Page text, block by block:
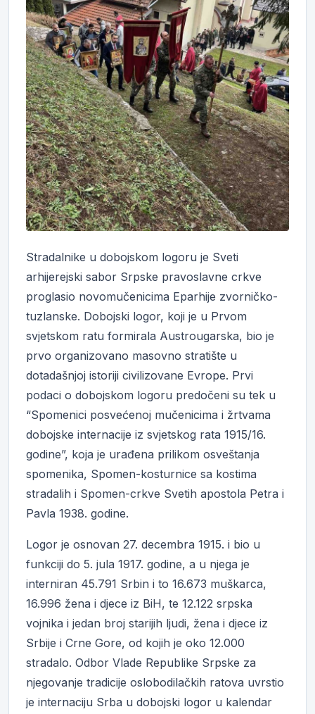
Stradalnike u dobojskom logoru je Sveti
arhijerejski sabor Srpske pravoslavne crkve
proglasio novomučenicima Eparhije zvorničko-
tuzlanske. Dobojski logor, koji je u Prvom
svjetskom ratu formirala Austrougarska, bio je
prvo organizovano masovno stratište u
dotadašnjoj istoriji civilizovane Evrope. Prvi
podaci o dobojskom logoru predočeni su tek u
“Spomenici posvećenoj mučenicima i žrtvama
dobojske internacije iz svjetskog rata 1915/16.
godine”, koja je urađena prilikom osveštanja
spomenika, Spomen-kosturnice sa kostima
stradalih i Spomen-crkve Svetih apostola Petra i
Pavla 1938. godine.
Logor je osnovan 27. decembra 1915. i bio u
funkciji do 5. jula 1917. godine, a u njega je
interniran 45.791 Srbin i to 16.673 muškarca,
16.996 žena i djece iz BiH, te 12.122 srpska
vojnika i jedan broj starijih ljudi, žena i djece iz
Srbije i Crne Gore, od kojih je oko 12.000
stradalo. Odbor Vlade Republike Srpske za
njegovanje tradicije oslobodilačkih ratova uvrstio
je internaciju Srba u dobojski logor u kalendar